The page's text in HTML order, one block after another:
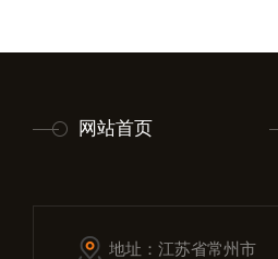
网站首页
地址：江苏省常州市